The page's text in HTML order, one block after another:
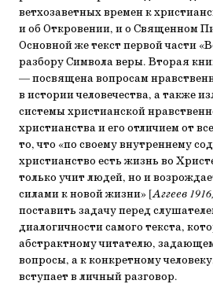
ветхозаветных времен к
и об Откровении, и о Священном
Основной же текст первой части
разбору Символа веры. Вторая
— посвящена вопросам
в истории человечества, а также
системы христианской
христианства и его отличием от
то, что «по своему внутреннему
христианство есть жизнь во
только учит людей, но и
силами к новой жизни» [Аггеев
поставить задачу перед
диалогичности самого текста,
абстрактному читателю,
вопросы, а к конкретному
вступает в личный разговор.